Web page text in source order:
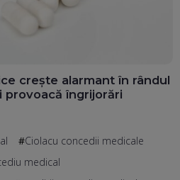
crește alarmant în rândul
provoacă îngrijorări
Ciolacu concedii medicale
medical